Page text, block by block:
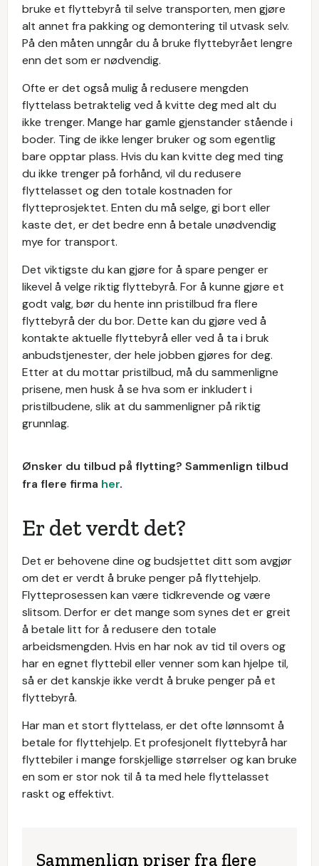
bruke et flyttebyrå til selve transporten, men gjøre
alt annet fra pakking og demontering til utvask selv.
På den måten unngår du å bruke flyttebyrået lengre
enn det som er nødvendig.
Ofte er det også mulig å redusere mengden
flyttelass betraktelig ved å kvitte deg med alt du
ikke trenger. Mange har gamle gjenstander stående i
boder. Ting de ikke lenger bruker og som egentlig
bare opptar plass. Hvis du kan kvitte deg med ting
du ikke trenger på forhånd, vil du redusere
flyttelasset og den totale kostnaden for
flytteprosjektet. Enten du må selge, gi bort eller
kaste det, er det bedre enn å betale unødvendig
mye for transport.
Det viktigste du kan gjøre for å spare penger er
likevel å velge riktig flyttebyrå. For å kunne gjøre et
godt valg, bør du hente inn pristilbud fra flere
flyttebyrå der du bor. Dette kan du gjøre ved å
kontakte aktuelle flyttebyrå eller ved å ta i bruk
anbudstjenester, der hele jobben gjøres for deg.
Etter at du mottar pristilbud, må du sammenligne
prisene, men husk å se hva som er inkludert i
pristilbudene, slik at du sammenligner på riktig
grunnlag.
Ønsker du tilbud på flytting? Sammenlign tilbud
fra flere firma her.
Er det verdt det?
Det er behovene dine og budsjettet ditt som avgjør
om det er verdt å bruke penger på flyttehjelp.
Flytteprosessen kan være tidkrevende og være
slitsom. Derfor er det mange som synes det er greit
å betale litt for å redusere den totale
arbeidsmengden. Hvis en har nok av tid til overs og
har en egnet flyttebil eller venner som kan hjelpe til,
så er det kanskje ikke verdt å bruke penger på et
flyttebyrå.
Har man et stort flyttelass, er det ofte lønnsomt å
betale for flyttehjelp. Et profesjonelt flyttebyrå har
flyttebiler i mange forskjellige størrelser og kan bruke
en som er stor nok til å ta med hele flyttelasset
raskt og effektivt.
Sammenlign priser fra flere